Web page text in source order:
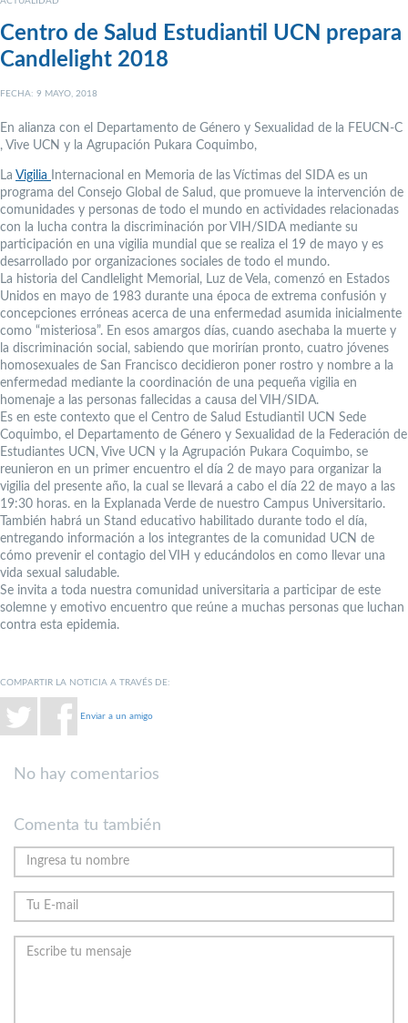
Centro de Salud Estudiantil UCN prepara
Candlelight 2018
FECHA: 9 MAYO, 2018
En alianza con el Departamento de Género y Sexualidad de la FEUCN-C
, Vive UCN y la Agrupación Pukara Coquimbo,
La Vigilia
Internacional en Memoria de las Víctimas del SIDA es un
programa del Consejo Global de Salud, que promueve la intervención de
comunidades y personas de todo el mundo en actividades relacionadas
con la lucha contra la discriminación por VIH/SIDA mediante su
participación en una vigilia mundial que se realiza el 19 de mayo y es
desarrollado por organizaciones sociales de todo el mundo.
La historia del Candlelight Memorial, Luz de Vela, comenzó en Estados
Unidos en mayo de 1983 durante una época de extrema confusión y
concepciones erróneas acerca de una enfermedad asumida inicialmente
como “misteriosa”. En esos amargos días, cuando asechaba la muerte y
la discriminación social, sabiendo que morirían pronto, cuatro jóvenes
homosexuales de San Francisco decidieron poner rostro y nombre a la
enfermedad mediante la coordinación de una pequeña vigilia en
homenaje a las personas fallecidas a causa del VIH/SIDA.
Es en este contexto que el Centro de Salud Estudiantil UCN Sede
Coquimbo, el Departamento de Género y Sexualidad de la Federación de
Estudiantes UCN, Vive UCN y la Agrupación Pukara Coquimbo, se
reunieron en un primer encuentro el día 2 de mayo para organizar la
vigilia del presente año, la cual se llevará a cabo el día 22 de mayo a las
19:30 horas. en la Explanada Verde de nuestro Campus Universitario.
También habrá un Stand educativo habilitado durante todo el día,
entregando información a los integrantes de la comunidad UCN de
cómo prevenir el contagio del VIH y educándolos en como llevar una
vida sexual saludable.
Se invita a toda nuestra comunidad universitaria a participar de este
solemne y emotivo encuentro que reúne a muchas personas que luchan
contra esta epidemia.
COMPARTIR LA NOTICIA A TRAVÉS DE:
Enviar a un amigo
No hay comentarios
Comenta tu también